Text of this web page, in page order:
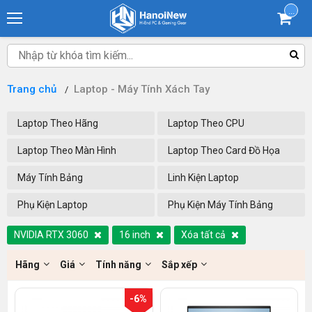
Trang chủ Laptop - Máy Tính Xách Tay
Laptop Theo Hãng Laptop Theo CPU
Laptop Theo Màn Hình Laptop Theo Card Đồ Họa
Máy Tính Bảng Linh Kiện Laptop
Phụ Kiện Laptop Phụ Kiện Máy Tính Bảng
NVIDIA RTX 3060 16 inch Xóa tất cả
Hãng Giá Tính năng Sắp xếp
-6%